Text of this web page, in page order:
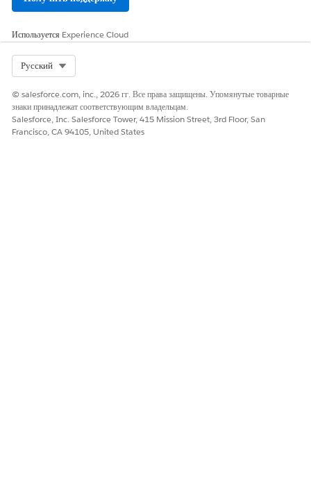
вызова.
использовании SIP
Salesforce не поддерживает запись голосового вызова при
использовании SIP. Если ваша система партнерской телефонии
партнерская телефония не поддерживает запись вызова, запись
недоступна в записи голосового вызова или в Agentforce
Studio.
Используется Experience Cloud
Русский
© salesforce.com, inc., 2026 гг. Все права защищены. Упомянутые товарные
знаки принадлежат соответствующим владельцам.
Salesforce, Inc. Salesforce Tower, 415 Mission Street, 3rd Floor, San
Francisco, CA 94105, United States